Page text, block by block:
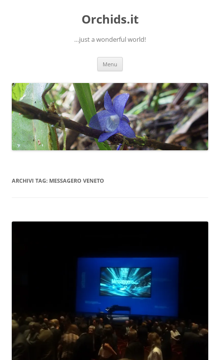
Orchids.it
…just a wonderful world!
Menu
ARCHIVI TAG: MESSAGERO VENETO